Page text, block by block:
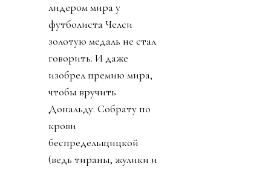
лидером мира у
футболиста Челси
золотую медаль не стал
говорить. И даже
изобрел премию мира,
чтобы вручить
Дональду. Собрату по
крови
беспредельщицкой
(ведь тираны, жулики и